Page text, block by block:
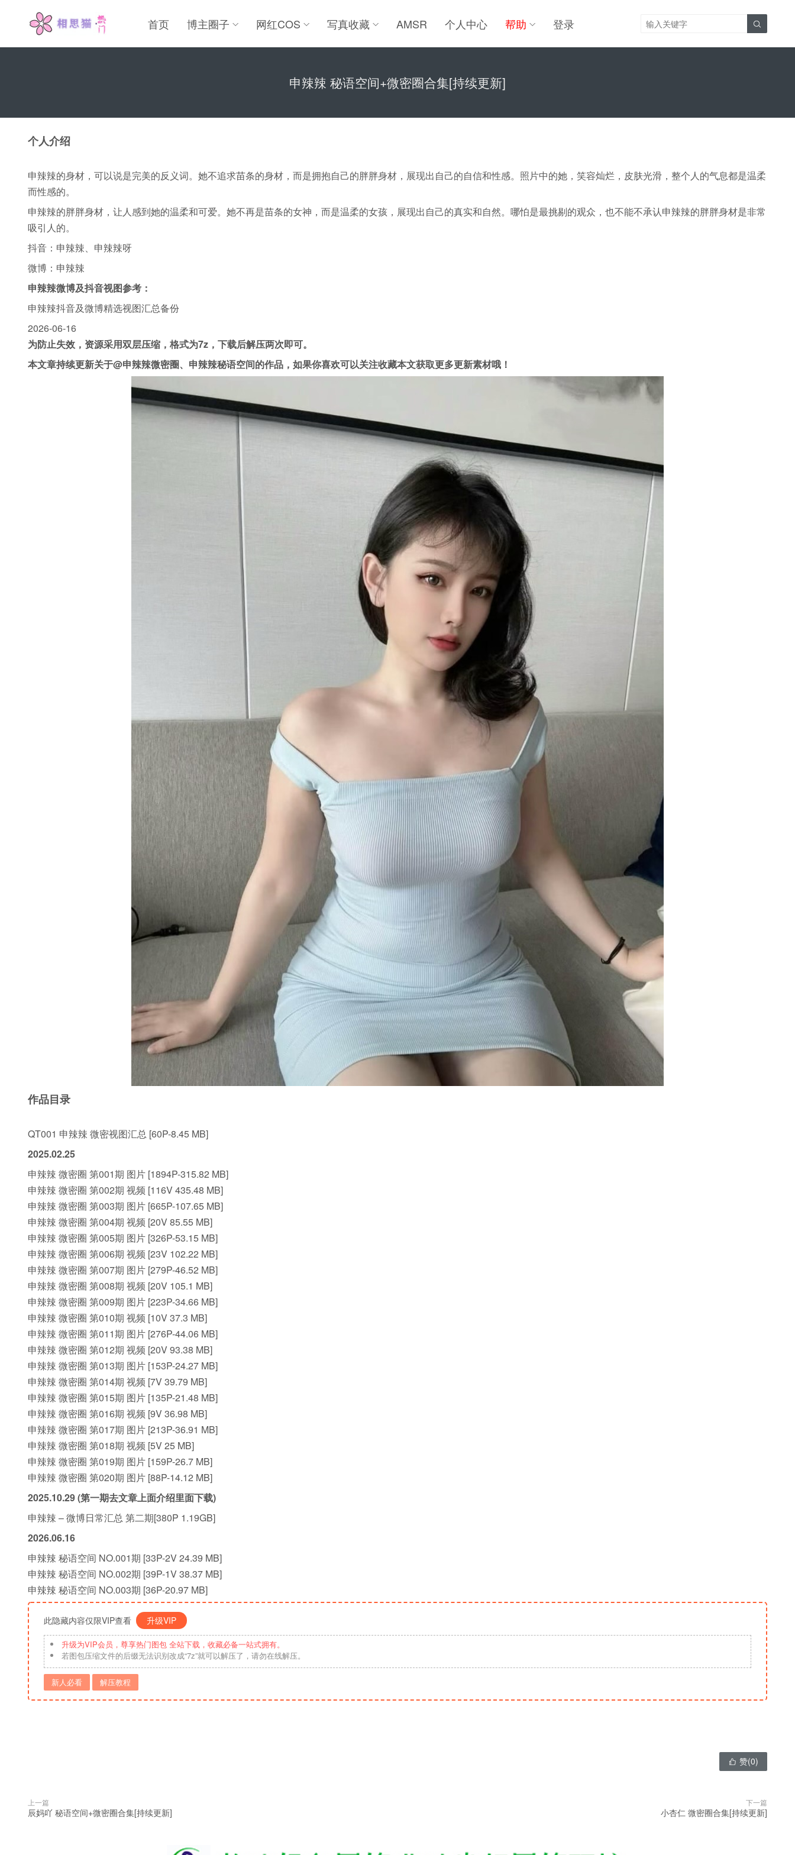
首页 博主圈子 网红COS 写真收藏 AMSR 个人中心 帮助 登录 
申辣辣 秘语空间+微密圈合集[持续更新]
个人介绍
申辣辣的身材，可以说是完美的反义词。她不追求苗条的身材，而是拥抱自己的胖胖身材，展现出自己的自信和性感。照片中的她，笑容灿烂，皮肤光滑，整个人的气息都是温柔
而性感的。
申辣辣的胖胖身材，让人感到她的温柔和可爱。她不再是苗条的女神，而是温柔的女孩，展现出自己的真实和自然。哪怕是最挑剔的观众，也不能不承认申辣辣的胖胖身材是非常
吸引人的。
抖音：申辣辣、申辣辣呀
微博：申辣辣
申辣辣微博及抖音视图参考：
申辣辣抖音及微博精选视图汇总备份
2026-06-16
为防止失效，资源采用双层压缩，格式为7z，下载后解压两次即可。
本文章持续更新关于@申辣辣微密圈、申辣辣秘语空间的作品，如果你喜欢可以关注收藏本文获取更多更新素材哦！
作品目录
QT001 申辣辣 微密视图汇总 [60P-8.45 MB]
2025.02.25
申辣辣 微密圈 第001期 图片 [1894P-315.82 MB]
申辣辣 微密圈 第002期 视频 [116V 435.48 MB]
申辣辣 微密圈 第003期 图片 [665P-107.65 MB]
申辣辣 微密圈 第004期 视频 [20V 85.55 MB]
申辣辣 微密圈 第005期 图片 [326P-53.15 MB]
申辣辣 微密圈 第006期 视频 [23V 102.22 MB]
申辣辣 微密圈 第007期 图片 [279P-46.52 MB]
申辣辣 微密圈 第008期 视频 [20V 105.1 MB]
申辣辣 微密圈 第009期 图片 [223P-34.66 MB]
申辣辣 微密圈 第010期 视频 [10V 37.3 MB]
申辣辣 微密圈 第011期 图片 [276P-44.06 MB]
申辣辣 微密圈 第012期 视频 [20V 93.38 MB]
申辣辣 微密圈 第013期 图片 [153P-24.27 MB]
申辣辣 微密圈 第014期 视频 [7V 39.79 MB]
申辣辣 微密圈 第015期 图片 [135P-21.48 MB]
申辣辣 微密圈 第016期 视频 [9V 36.98 MB]
申辣辣 微密圈 第017期 图片 [213P-36.91 MB]
申辣辣 微密圈 第018期 视频 [5V 25 MB]
申辣辣 微密圈 第019期 图片 [159P-26.7 MB]
申辣辣 微密圈 第020期 图片 [88P-14.12 MB]
2025.10.29 (第一期去文章上面介绍里面下载)
申辣辣 – 微博日常汇总 第二期[380P 1.19GB]
2026.06.16
申辣辣 秘语空间 NO.001期 [33P-2V 24.39 MB]
申辣辣 秘语空间 NO.002期 [39P-1V 38.37 MB]
申辣辣 秘语空间 NO.003期 [36P-20.97 MB]
此隐藏内容仅限VIP查看 升级VIP
升级为VIP会员，尊享热门图包 全站下载，收藏必备一站式拥有。
若图包压缩文件的后缀无法识别改成“7z”就可以解压了，请勿在线解压。
新人必看 解压教程
 赞(0)
上一篇
辰妈吖 秘语空间+微密圈合集[持续更新]
下一篇
小杏仁 微密圈合集[持续更新]